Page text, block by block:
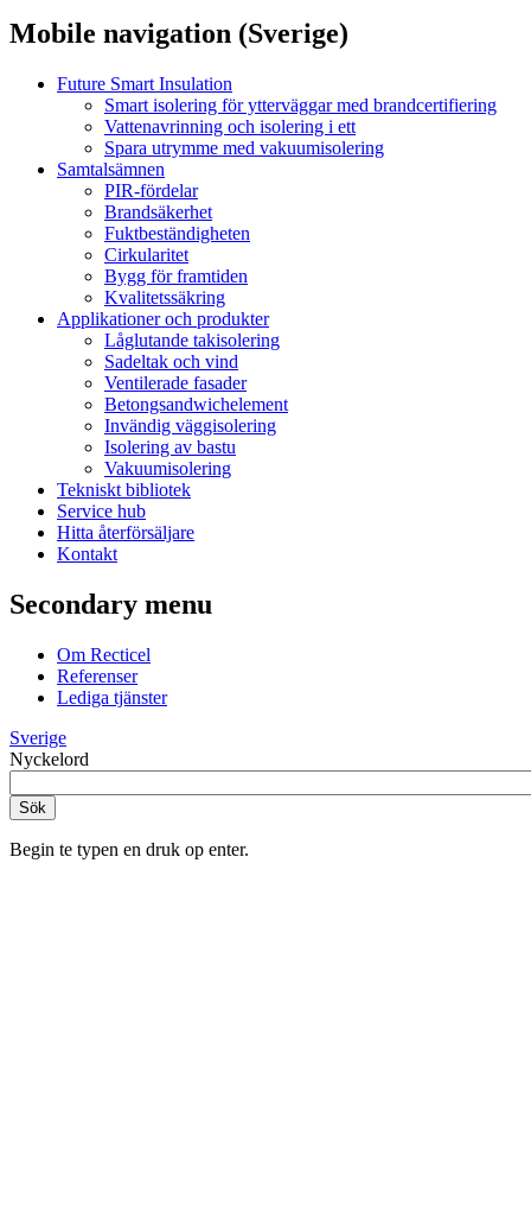
Mobile navigation (Sverige)
Future Smart Insulation
Smart isolering för ytterväggar med brandcertifiering
Vattenavrinning och isolering i ett
Spara utrymme med vakuumisolering
Samtalsämnen
PIR-fördelar
Brandsäkerhet
Fuktbeständigheten
Cirkularitet
Bygg för framtiden
Kvalitetssäkring
Applikationer och produkter
Låglutande takisolering
Sadeltak och vind
Ventilerade fasader
Betongsandwichelement
Invändig väggisolering
Isolering av bastu
Vakuumisolering
Tekniskt bibliotek
Service hub
Hitta återförsäljare
Kontakt
Secondary menu
Om Recticel
Referenser
Lediga tjänster
Sverige
Nyckelord
Begin te typen en druk op enter.